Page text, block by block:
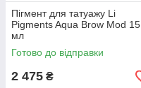
Пігмент для татуажу Li
Pigments Aqua Brow Mod 15
мл
Готово до відправки
2 475 ₴